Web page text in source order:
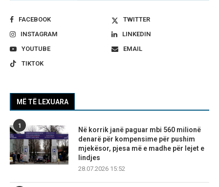
FACEBOOK
TWITTER
INSTAGRAM
LINKEDIN
YOUTUBE
EMAIL
TIKTOK
MË TË LEXUARA
1
Në korrik janë paguar mbi 560 milionë
denarë për kompensime për pushim
mjekësor, pjesa më e madhe për lejet e
lindjes
28.07.2026 15:52